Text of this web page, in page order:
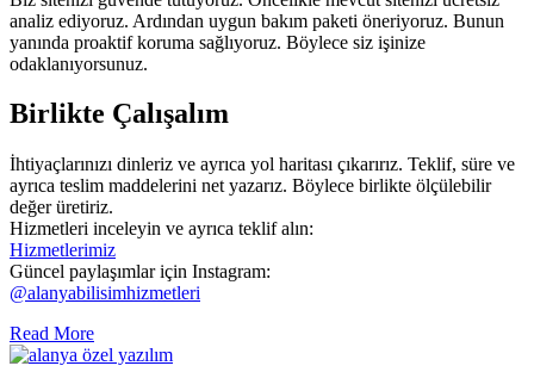
analiz ediyoruz. Ardından uygun bakım paketi öneriyoruz. Bunun
yanında proaktif koruma sağlıyoruz. Böylece siz işinize
odaklanıyorsunuz.
Birlikte Çalışalım
İhtiyaçlarınızı dinleriz ve ayrıca yol haritası çıkarırız. Teklif, süre ve
ayrıca teslim maddelerini net yazarız. Böylece birlikte ölçülebilir
değer üretiriz.
Hizmetleri inceleyin ve ayrıca teklif alın:
Hizmetlerimiz
Güncel paylaşımlar için Instagram:
@alanyabilisimhizmetleri
Read More